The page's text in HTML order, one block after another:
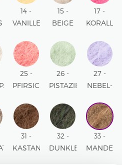
14 -
VANILLEGELB
COLOUR
15 -
BEIGE
COLOUR
17 -
KORALL
COLOUR
25 -
PFIRSICHROSA
COLOUR
26 -
PISTAZIENEIS
COLOUR
27 -
NEBEL-
UNI
COLOUR
31 -
KASTANIE
32 -
DUNKLER
33 -
MANDEL